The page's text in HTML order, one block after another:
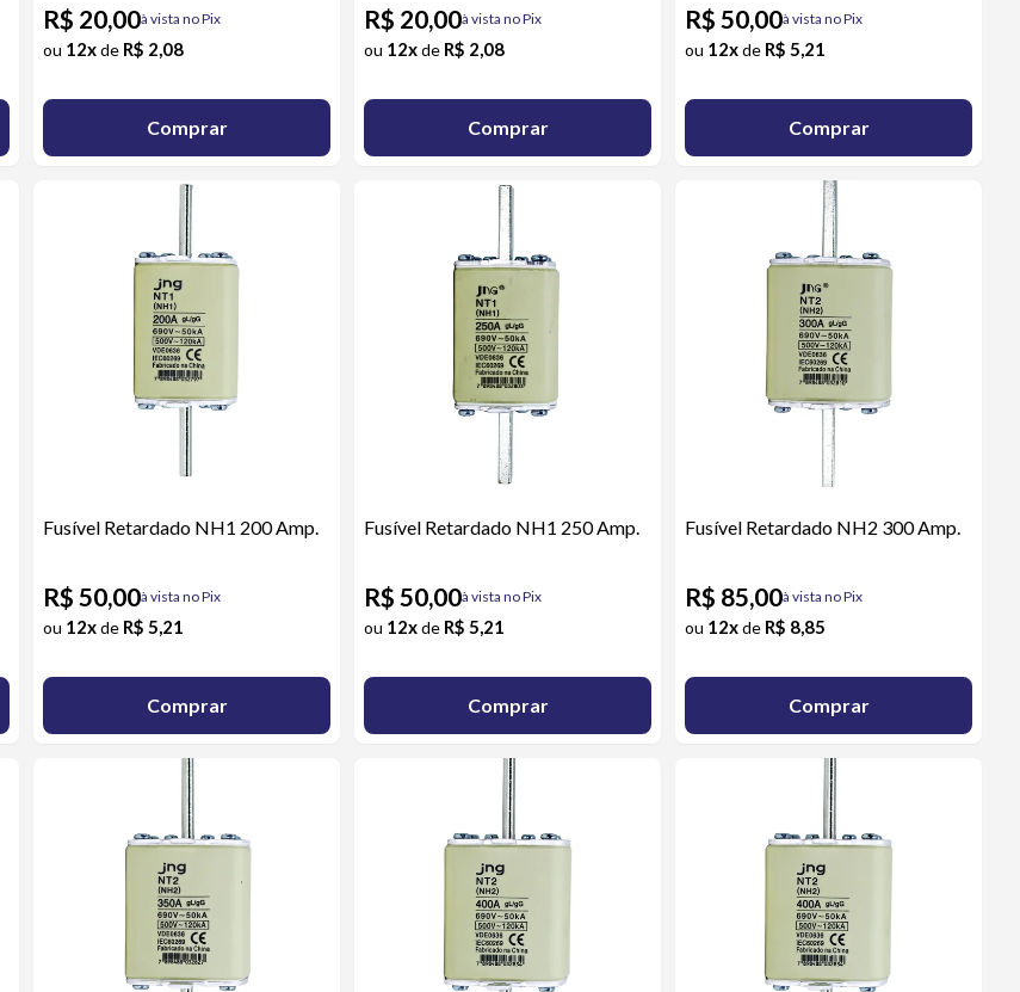
R$ 20,00à vista no Pix
ou 12x de R$ 2,08
Comprar
R$ 20,00à vista no Pix
ou 12xde R$ 2,08
Comprar
R$ 50,00à vista no Pix
ou 12xde R$ 5,21
Comprar
Fusível Retardado NH1 200 Amp.
R$ 50,00à vista no Pix
ou 12x de R$ 5,21
Comprar
Fusível Retardado NH1 250 Amp.
R$ 50,00à vista no Pix
ou 12xde R$ 5,21
Comprar
Fusível Retardado NH2 300 Amp.
R$ 85,00à vista no Pix
ou 12xde R$ 8,85
Comprar